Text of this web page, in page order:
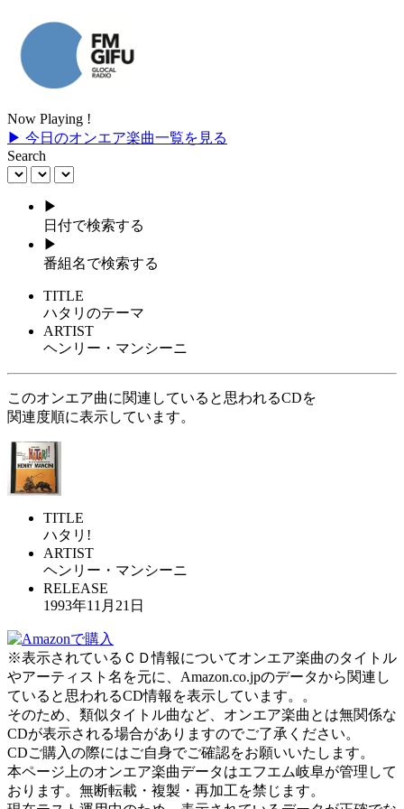
Now Playing !
▶ 今日のオンエア楽曲一覧を見る
Search
▶
日付で検索する
▶
番組名で検索する
TITLE
ハタリのテーマ
ARTIST
ヘンリー・マンシーニ
このオンエア曲に関連していると思われるCDを
関連度順に表示しています。
TITLE
ハタリ!
ARTIST
ヘンリー・マンシーニ
RELEASE
1993年11月21日
※表示されているＣＤ情報についてオンエア楽曲のタイトル
やアーティスト名を元に、Amazon.co.jpのデータから関連し
ていると思われるCD情報を表示しています。。
そのため、類似タイトル曲など、オンエア楽曲とは無関係な
CDが表示される場合がありますのでご了承ください。
CDご購入の際にはご自身でご確認をお願いいたします。
本ページ上のオンエア楽曲データはエフエム岐阜が管理して
おります。無断転載・複製・再加工を禁じます。